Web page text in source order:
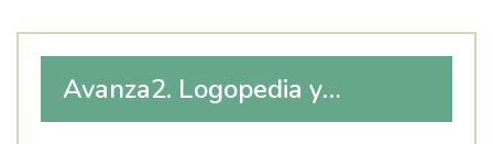
Avanza2. Logopedia y